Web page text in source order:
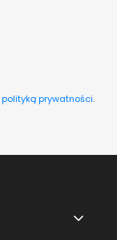
polityką prywatności.